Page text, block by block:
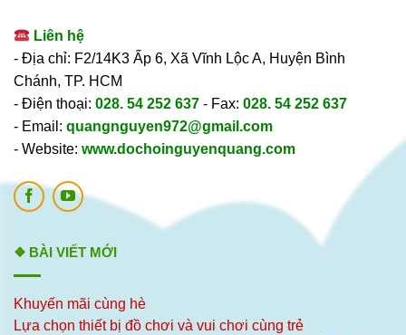
Liên hệ
- Địa chỉ: F2/14K3 Ấp 6, Xã Vĩnh Lộc A, Huyện Bình
Chánh, TP. HCM
- Điện thoại: 028. 54 252 637 - Fax: 028. 54 252 637
- Email: quangnguyen972@gmail.com
- Website: www.dochoinguyenquang.com
❖ BÀI VIẾT MỚI
Khuyến mãi cùng hè
Lựa chọn thiết bị đồ chơi và vui chơi cùng trẻ